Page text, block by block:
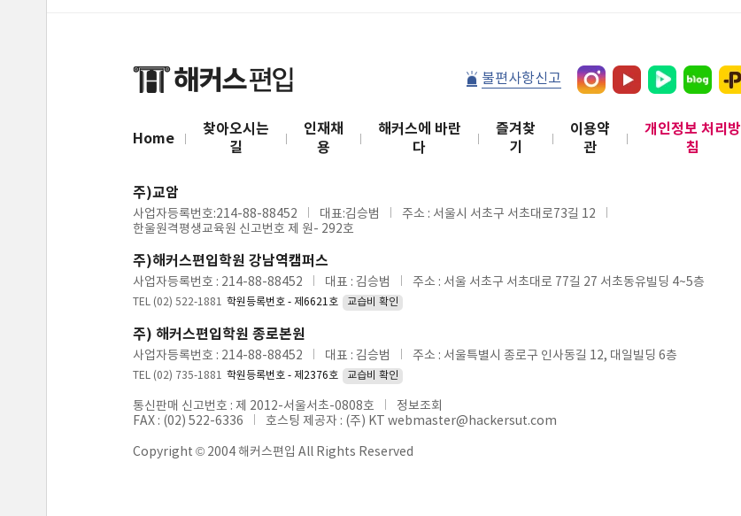
불편사항신고
Home
찾아오시는
길
인재채
용
해커스에 바란
다
즐겨찾
기
이용약
관
개인정보 처리방
침
주)교암
사업자등록번호:214-88-88452 대표:김승범
주소 : 서울시 서초구 서초대로73길 12
한울원격평생교육원 신고번호 제 원- 292호
주)해커스편입학원 강남역캠퍼스
사업자등록번호 : 214-88-88452 대표 : 김승범 주소 : 서울 서초구 서초대로 77길 27 서초동유빌딩 4~5층
TEL (02) 522-1881 학원등록번호 - 제6621호 교습비 확인
주) 해커스편입학원 종로본원
사업자등록번호 : 214-88-88452 대표 : 김승범 주소 : 서울특별시 종로구 인사동길 12, 대일빌딩 6층
TEL (02) 735-1881 학원등록번호 - 제2376호 교습비 확인
통신판매 신고번호 : 제 2012-서울서초-0808호
정보조회
FAX : (02) 522-6336
호스팅 제공자 : (주) KT webmaster@hackersut.com
Copyright © 2004 해커스편입 All Rights Reserved